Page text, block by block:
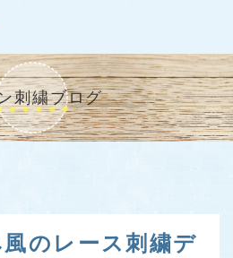
刺繍ブログ
のレース刺繍デ